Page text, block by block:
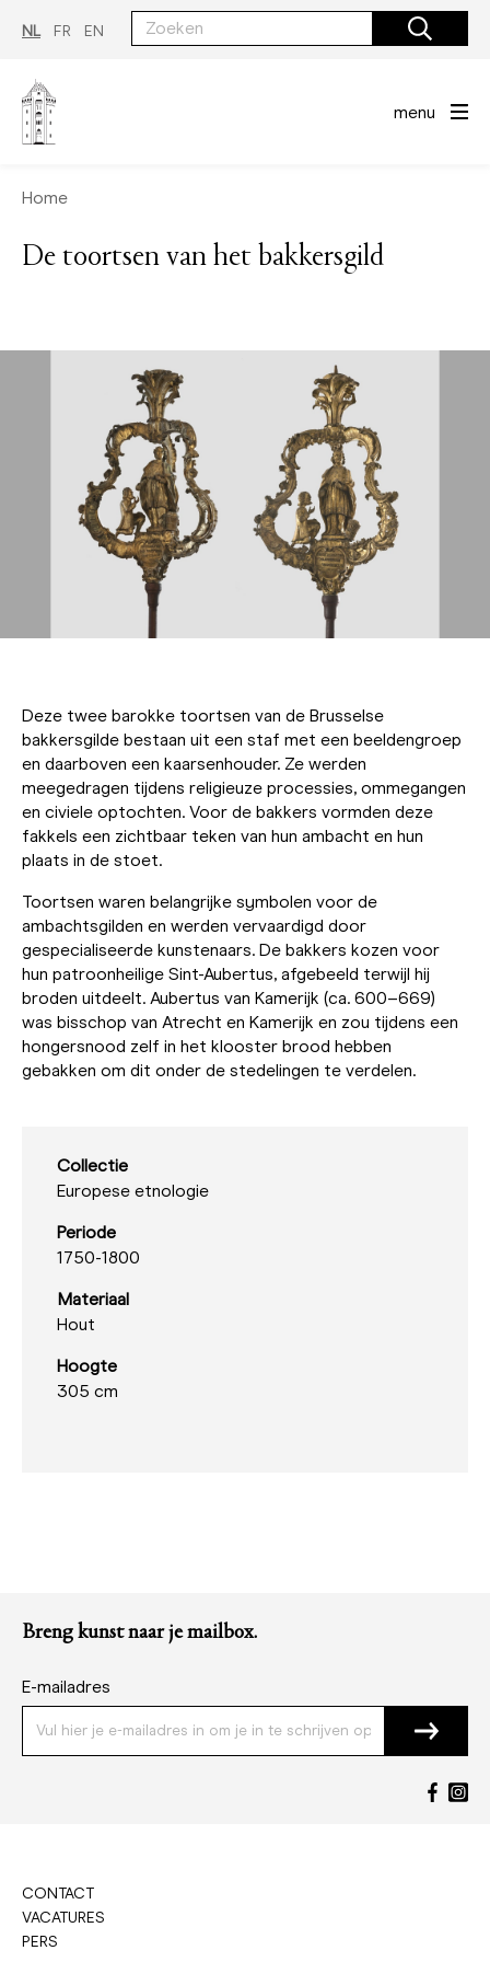
inhoud
gaan
NL FR EN
menu
Home
De toortsen van het bakkersgild
Deze twee barokke toortsen van de Brusselse
bakkersgilde bestaan uit een staf met een beeldengroep
en daarboven een kaarsenhouder. Ze werden
meegedragen tijdens religieuze processies, ommegangen
en civiele optochten. Voor de bakkers vormden deze
fakkels een zichtbaar teken van hun ambacht en hun
plaats in de stoet.
Toortsen waren belangrijke symbolen voor de
ambachtsgilden en werden vervaardigd door
gespecialiseerde kunstenaars. De bakkers kozen voor
hun patroonheilige Sint-Aubertus, afgebeeld terwijl hij
broden uitdeelt. Aubertus van Kamerijk (ca. 600–669)
was bisschop van Atrecht en Kamerijk en zou tijdens een
hongersnood zelf in het klooster brood hebben
gebakken om dit onder de stedelingen te verdelen.
Collectie
Europese etnologie
Periode
1750-1800
Materiaal
Hout
Hoogte
305 cm
Breng kunst naar je mailbox.
E-mailadres
CONTACT
VACATURES
PERS